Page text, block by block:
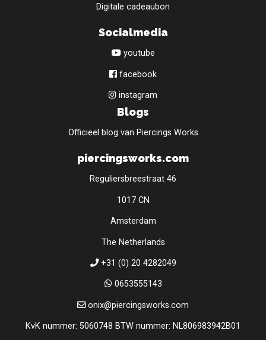
Digitale cadeaubon
Socialmedia
youtube
facebook
instagram
Blogs
Officieel blog van Piercings Works
piercingsworks.com
Reguliersbreestraat 46
1017 CN
Amsterdam
The Netherlands
+31 (0) 20 4282049
0653555143
onix@piercingsworks.com
KvK nummer: 5060748 BTW nummer: NL806983942B01